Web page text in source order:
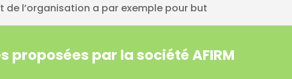
de l’organisation a par exemple pour but
par la société AFIRM